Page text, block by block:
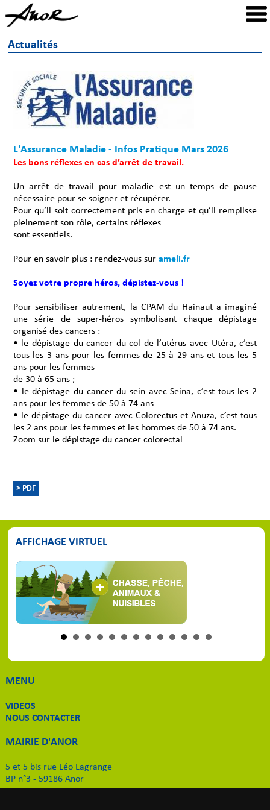
Actualités
L'Assurance Maladie - Infos Pratique Mars 2026
Les bons réflexes en cas d’arrêt de travail.
Un arrêt de travail pour maladie est un temps de pause
nécessaire pour se soigner et récupérer.
Pour qu’il soit correctement pris en charge et qu’il remplisse
pleinement son rôle, certains réflexes
sont essentiels.
Pour en savoir plus : rendez-vous sur ameli.fr
Soyez votre propre héros, dépistez-vous !
Pour sensibiliser autrement, la CPAM du Hainaut a imaginé
une série de super-héros symbolisant chaque dépistage
organisé des cancers :
• le dépistage du cancer du col de l’utérus avec Utéra, c’est
tous les 3 ans pour les femmes de 25 à 29 ans et tous les 5
ans pour les femmes
de 30 à 65 ans ;
• le dépistage du cancer du sein avec Seina, c’est tous les 2
ans pour les femmes de 50 à 74 ans
• le dépistage du cancer avec Colorectus et Anuza, c’est tous
les 2 ans pour les femmes et les hommes de 50 à 74 ans.
Zoom sur le dépistage du cancer colorectal
> PDF
AFFICHAGE VIRTUEL
MENU
VIDEOS
NOUS CONTACTER
MAIRIE D'ANOR
5 et 5 bis rue Léo Lagrange
BP n°3 - 59186 Anor